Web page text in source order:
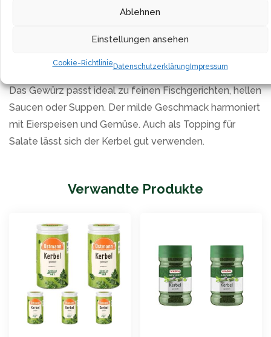
Ablehnen
Einstellungen ansehen
Cookie-RichtlinieDatenschutzerklärungImpressum
ausgewählten Bio-Bauern. Die Verpackung in einer
zusätzlichem Aroma-Innendeckel garantiert Frische und
Das Gewürz passt ideal zu feinen Fischgerichten, hellen
Saucen oder Suppen. Der milde Geschmack harmoniert
mit Eierspeisen und Gemüse. Auch als Topping für
Salate lässt sich der Kerbel gut verwenden.
Verwandte Produkte